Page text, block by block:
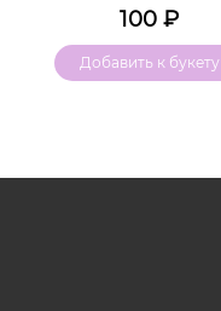
100 ₽
Добавить к букету